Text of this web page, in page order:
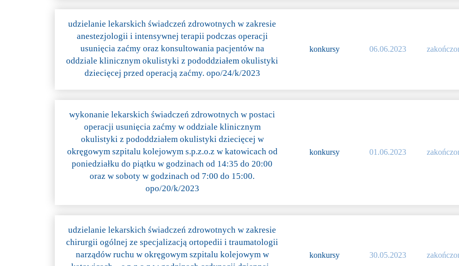
udzielanie lekarskich świadczeń zdrowotnych w zakresie
anestezjologii i intensywnej terapii podczas operacji
usunięcia zaćmy oraz konsultowania pacjentów na
oddziale klinicznym okulistyki z pododdziałem okulistyki
dziecięcej przed operacją zaćmy. opo/24/k/2023
konkursy 06.06.2023
wykonanie lekarskich świadczeń zdrowotnych w postaci
operacji usunięcia zaćmy w oddziale klinicznym
okulistyki z pododdziałem okulistyki dziecięcej w
okręgowym szpitalu kolejowym s.p.z.o.z w katowicach od
poniedziałku do piątku w godzinach od 14:35 do 20:00
oraz w soboty w godzinach od 7:00 do 15:00.
opo/20/k/2023
konkursy 01.06.2023
udzielanie lekarskich świadczeń zdrowotnych w zakresie
chirurgii ogólnej ze specjalizacją ortopedii i traumatologii
narządów ruchu w okręgowym szpitalu kolejowym w
konkursy 30.05.2023